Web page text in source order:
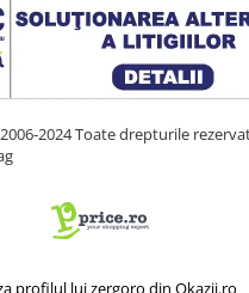
2024 Toate drepturile